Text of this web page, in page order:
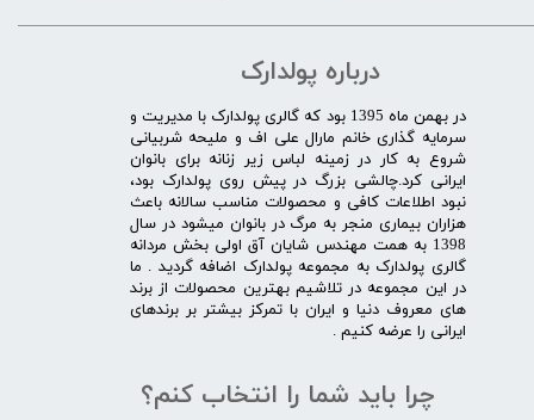
درباره پولدارک
در بهمن ماه 1395 بود که گالری پولدارک با مدیریت و
سرمایه گذاری خانم مارال علی اف و ملیحه شربیانی
شروع به کار در زمینه لباس زیر زنانه برای بانوان
ایرانی کرد.چالشی بزرگ در پیش روی پولدارک بود،
نبود اطلاعات کافی و محصولات مناسب سالانه باعث
هزاران بیماری منجر به مرگ در بانوان میشود در سال
1398 به همت مهندس شایان آق اولی بخش مردانه
گالری پولدارک به مجموعه پولدارک اضافه گردید . ما
در این مجموعه در تلاشیم بهترین محصولات از برند
های معروف دنیا و ایران با تمرکز بیشتر بر برندهای
ایرانی را عرضه کنیم .​​​​​​​
چرا باید شما را انتخاب کنم؟